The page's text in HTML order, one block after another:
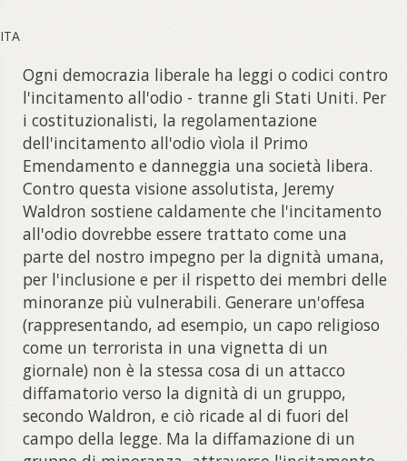
ITA
Ogni democrazia liberale ha leggi o codici contro
l'incitamento all'odio - tranne gli Stati Uniti. Per
i costituzionalisti, la regolamentazione
dell'incitamento all'odio vìola il Primo
Emendamento e danneggia una società libera.
Contro questa visione assolutista, Jeremy
Waldron sostiene caldamente che l'incitamento
all'odio dovrebbe essere trattato come una
parte del nostro impegno per la dignità umana,
per l'inclusione e per il rispetto dei membri delle
minoranze più vulnerabili. Generare un'offesa
(rappresentando, ad esempio, un capo religioso
come un terrorista in una vignetta di un
giornale) non è la stessa cosa di un attacco
diffamatorio verso la dignità di un gruppo,
secondo Waldron, e ciò ricade al di fuori del
campo della legge. Ma la diffamazione di un